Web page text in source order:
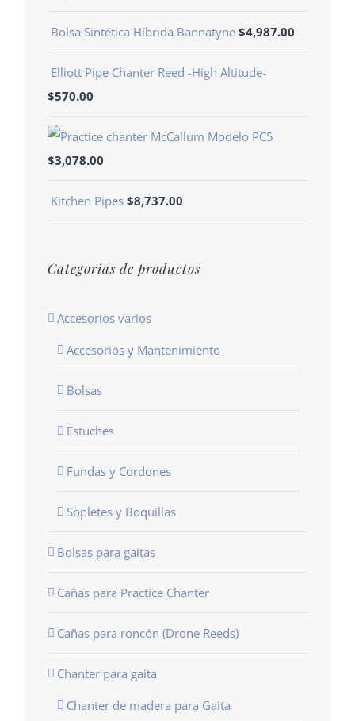
Bolsa Sintética Híbrida Bannatyne $4,987.00
Elliott Pipe Chanter Reed -High Altitude-
$570.00
Modelo PC5
$3,078.00
Kitchen Pipes $8,737.00
Categorias de productos
Accesorios varios
Accesorios y Mantenimiento
Bolsas
Estuches
Fundas y Cordones
Sopletes y Boquillas
Bolsas para gaitas
Cañas para Practice Chanter
Cañas para roncón (Drone Reeds)
Chanter para gaita
Chanter de madera para Gaita